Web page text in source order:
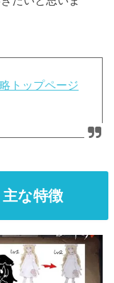
トップページ
な特徴